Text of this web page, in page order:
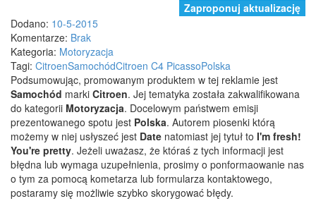
Zaproponuj aktualizację
Dodano: 10-5-2015
Komentarze: Brak
Kategoria: Motoryzacja
Tagi: CitroenSamochódCitroen C4 PicassoPolska
Podsumowując, promowanym produktem w tej reklamie jest
Samochód marki Citroen. Jej tematyka została zakwalifikowana
do kategorii Motoryzacja. Docelowym państwem emisji
prezentowanego spotu jest Polska. Autorem piosenki którą
możemy w niej usłyszeć jest Date natomiast jej tytuł to I'm fresh!
You're pretty. Jeżeli uważasz, że któraś z tych informacji jest
błędna lub wymaga uzupełnienia, prosimy o ponformaowanie nas
o tym za pomocą kometarza lub formularza kontaktowego,
postaramy się możliwie szybko skorygować błędy.